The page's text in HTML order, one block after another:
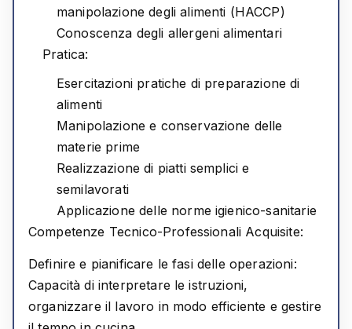
manipolazione degli alimenti (HACCP)
Conoscenza degli allergeni alimentari
Pratica:
Esercitazioni pratiche di preparazione di
alimenti
Manipolazione e conservazione delle
materie prime
Realizzazione di piatti semplici e
semilavorati
Applicazione delle norme igienico-sanitarie
Competenze Tecnico-Professionali Acquisite:
Definire e pianificare le fasi delle operazioni:
Capacità di interpretare le istruzioni,
organizzare il lavoro in modo efficiente e gestire